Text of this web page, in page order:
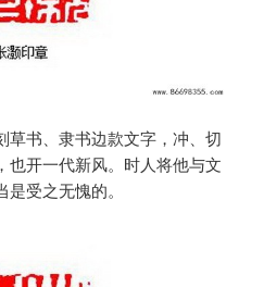
草书、隶书边款文字，冲、切
也开一代新风。时人将他与文
受之无愧的。